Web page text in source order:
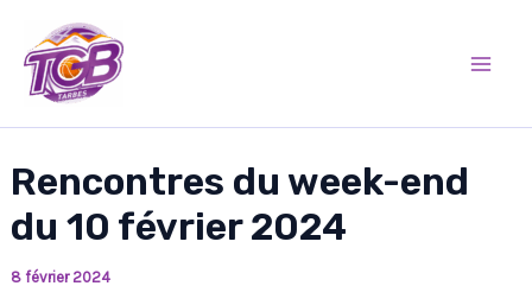
contenu
Rencontres du week-end
du 10 février 2024
8 février 2024